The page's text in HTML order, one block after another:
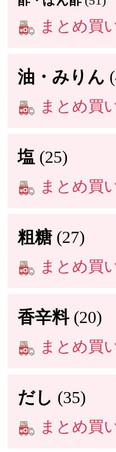
まとめ買
油・みりん
まとめ買
塩 (25)
まとめ買
粗糖 (27)
まとめ買
香辛料 (20)
まとめ買
だし (35)
まとめ買